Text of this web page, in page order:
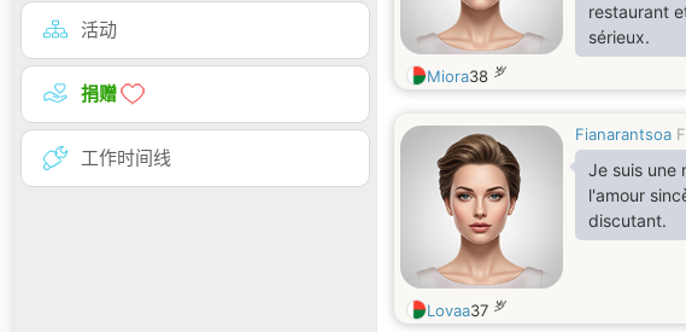
活动
捐赠
工作时间线
restaurant
sérieux.
Miora38 岁
Fianarantsoa
Je suis une
l'amour sincère. La suite on
discutant.
Lovaa37 岁